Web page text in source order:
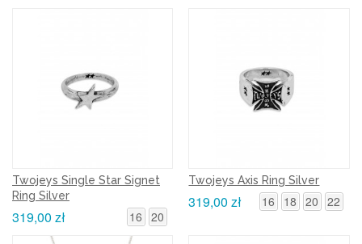
Twojeys Single Star Signet
Ring Silver
16 20
319,00 zł
Twojeys Axis Ring Silver
16 18 20 22
319,00 zł